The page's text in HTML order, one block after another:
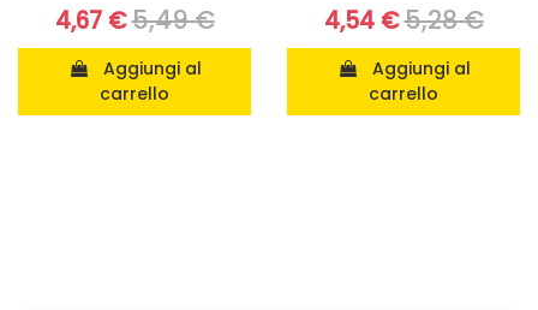
4,67 €5,49 €
carrello
4,54 €5,28 €
carrello